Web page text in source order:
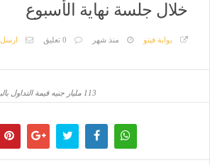
خلال جلسة نهاية الأسبوع
بوابة فيتو منذ شهر 0 تعليق ارسل
113 مليار جنيه قيمة التداول بالبورصة خلال جلسة نهاية الأسبوع